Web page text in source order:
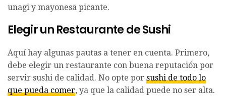
unagi y mayonesa picante.
Elegir un Restaurante de Sushi
Aquí hay algunas pautas a tener en cuenta. Primero,
debe elegir un restaurante con buena reputación por
servir sushi de calidad. No opte por sushi de todo lo
que pueda comer, ya que la calidad puede no ser alta.